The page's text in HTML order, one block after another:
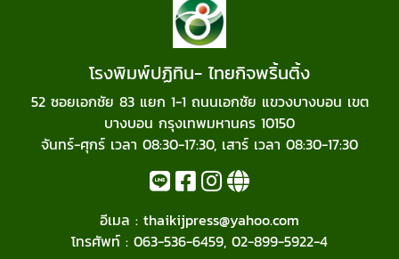
โรงพิมพ์ปฏิทิน- ไทยกิจพริ้นติ้ง
52 ซอยเอกชัย 83 แยก 1-1 ถนนเอกชัย แขวงบางบอน เขต
บางบอน กรุงเทพมหานคร 10150
จันทร์-ศุกร์ เวลา 08:30-17:30, เสาร์ เวลา 08:30-17:30
อีเมล : thaikijpress@yahoo.com
โทรศัพท์ : 063-536-6459, 02-899-5922-4